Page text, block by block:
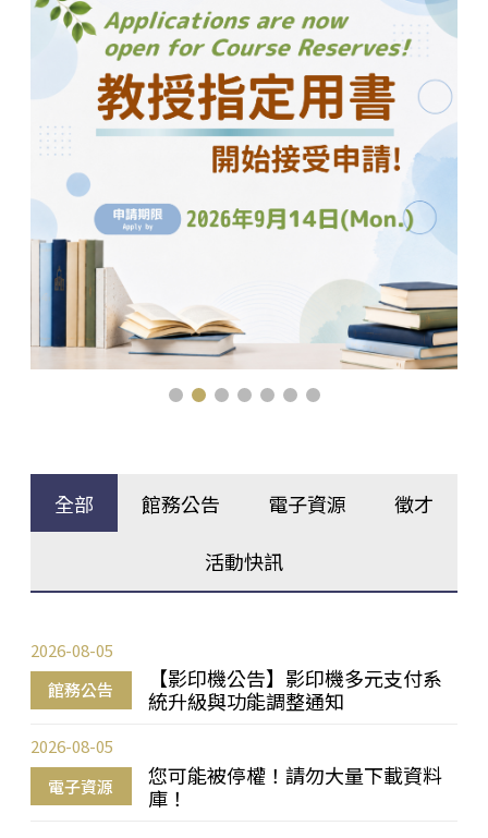
全部 館務公告 電子資源 徵才
活動快訊
館務公告
【影印機公告】影印機多元支付系
統升級與功能調整通知
2026-08-05
電子資源
您可能被停權！請勿大量下載資料
庫！
2026-08-05